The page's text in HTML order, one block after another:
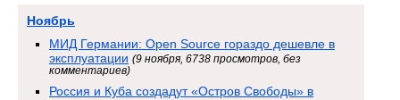
Ноябрь
МИД Германии: Open Source гораздо дешевле в
эксплуатации (9 ноября, 6738 просмотров, без
комментариев)
Россия и Куба создадут «Остров Свободы» в